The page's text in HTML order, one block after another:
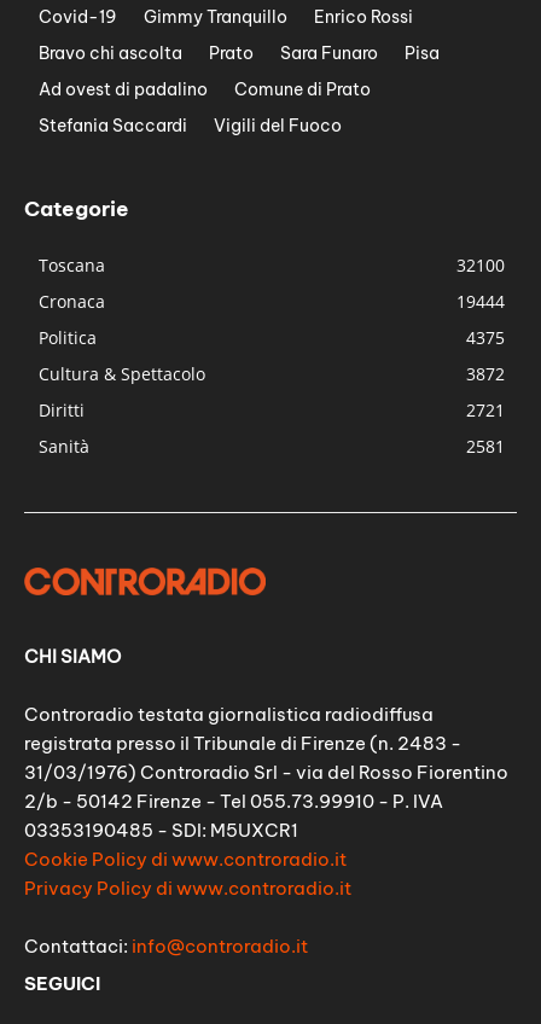
Covid-19
Gimmy Tranquillo
Enrico Rossi
Bravo chi ascolta
Prato Sara Funaro
Pisa
Ad ovest di padalino
Comune di Prato
Stefania Saccardi
Vigili del Fuoco
Categorie
Toscana
32100
Cronaca
19444
Politica
4375
Cultura & Spettacolo
3872
Diritti
2721
Sanità
2581
CHI SIAMO
Controradio testata giornalistica radiodiffusa
registrata presso il Tribunale di Firenze (n. 2483 -
31/03/1976) Controradio Srl - via del Rosso Fiorentino
2/b - 50142 Firenze - Tel 055.73.99910 - P. IVA
03353190485 - SDI: M5UXCR1
Cookie Policy di www.controradio.it
Privacy Policy di www.controradio.it
Contattaci: info@controradio.it
SEGUICI